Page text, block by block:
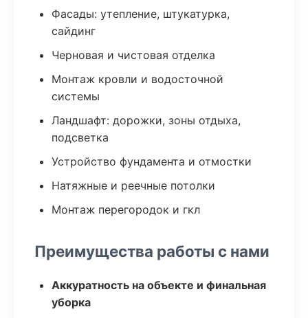
Фасады: утепление, штукатурка,
сайдинг
Черновая и чистовая отделка
Монтаж кровли и водосточной
системы
Ландшафт: дорожки, зоны отдыха,
подсветка
Устройство фундамента и отмостки
Натяжные и реечные потолки
Монтаж перегородок и гкл
Преимущества работы с нами
Аккуратность на объекте и финальная
уборка